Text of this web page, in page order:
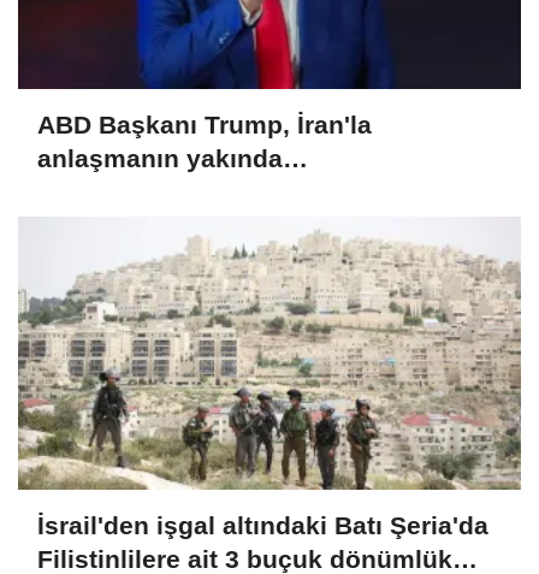
ABD Başkanı Trump, İran'la
anlaşmanın yakında
İsrail'den işgal altındaki Batı Şeria'da
Filistinlilere ait 3 buçuk dönümlük